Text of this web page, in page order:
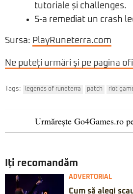
tutoriale și challenges.
S-a remediat un crash
Sursa: PlayRuneterra.com
Ne puteți urmări și pe pagina
Tags: legends of runeterra patch riot
Urmărește Go4Games.ro
Iți recomandăm
ADVERTORIAL
Cum să alegi